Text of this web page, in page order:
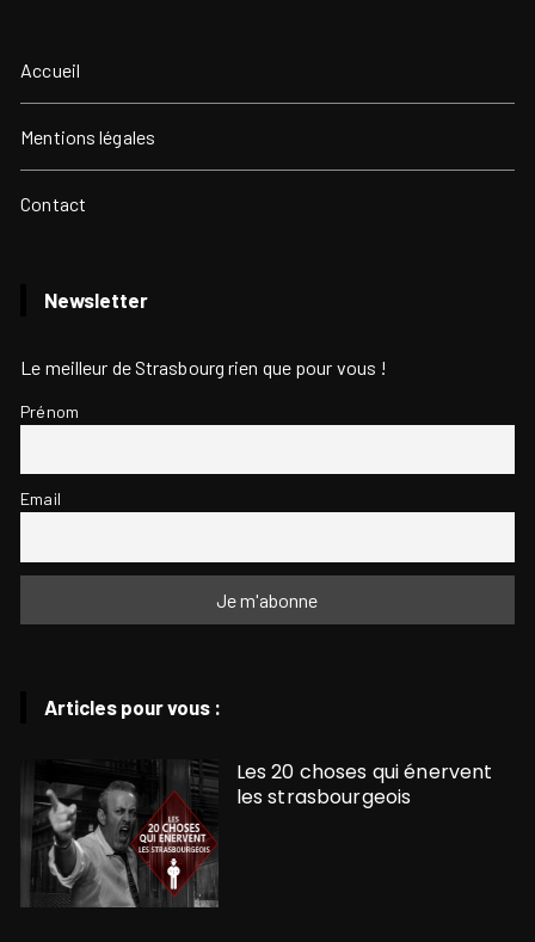
Accueil
Mentions légales
Contact
Newsletter
Le meilleur de Strasbourg rien que pour vous !
Prénom
Email
Articles pour vous :
Les 20 choses qui énervent
les strasbourgeois